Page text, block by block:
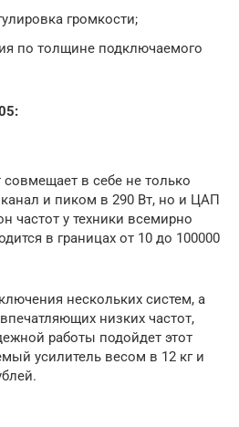
громкости;
по толщине подключаемого
в себе не только
канал и пиком в 290 Вт, но и ЦАП
частот у техники всемирно
в границах от 10 до 100000
нескольких систем, а
низких частот,
работы подойдет этот
усилитель весом в 12 кг и